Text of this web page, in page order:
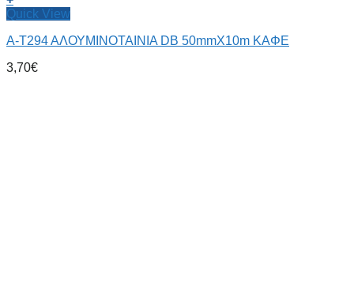
Quick View
Α-Τ294 ΑΛΟΥΜΙΝΟΤΑΙΝΙΑ DB 50mmX10m ΚΑΦΕ
3,70€